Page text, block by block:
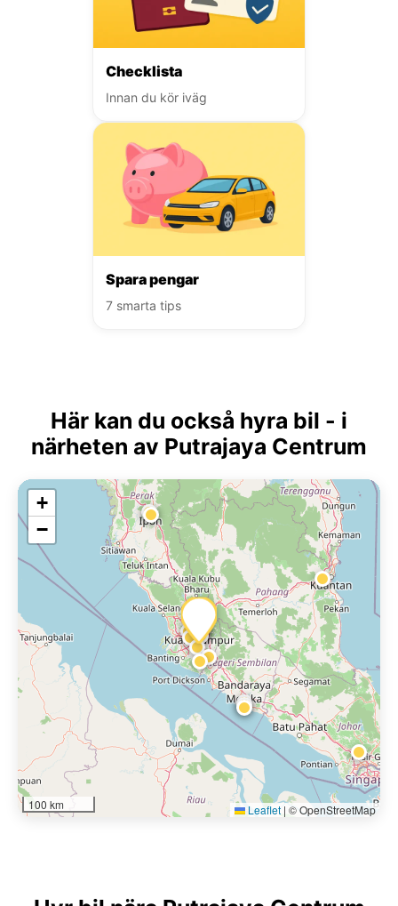
Checklista
Innan du kör iväg
Spara pengar
7 smarta tips
Här kan du också hyra bil - i
närheten av Putrajaya Centrum
+
−
100 km Leaflet | © OpenStreetMap